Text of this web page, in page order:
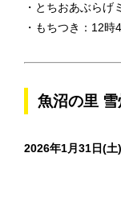
・とちおあぶら
・もちつき：12時
魚沼の里
2026年1月31日(土)